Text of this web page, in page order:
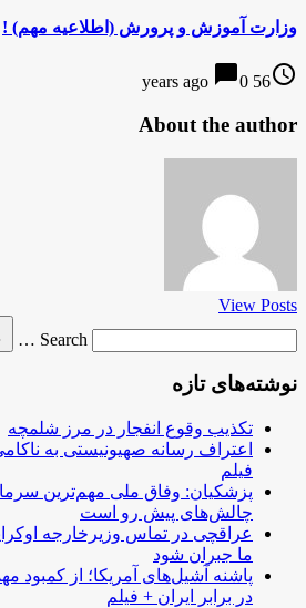
وزارت آموزش و پرورش (اطلاعیه مهم) !
access_time
56 years ago
chat_bubble0
About the author
View Posts
Search …
نوشته‌های تازه
تکذیب وقوع انفجار در مرز شلمچه
اعتراف رسانه صهیونیستی به
فیلم
پزشکیان: وفاق ملی مهم‌ترین
چالش‌های پیش رو است
عراقچی در تماس وزیرخارجه
ما جبران شود
پاشنه آشیل‌های آمریکا؛ از کمبود
در برابر ایران + فیلم